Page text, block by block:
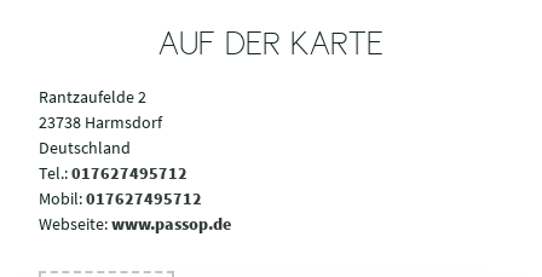
AUF DER KARTE
Rantzaufelde 2
23738 Harmsdorf
Deutschland
Tel.:017627495712
Mobil:017627495712
Webseite:www.passop.de